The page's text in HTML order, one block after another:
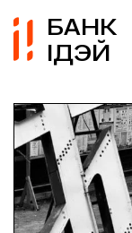
БАНК
ІДЭЙ